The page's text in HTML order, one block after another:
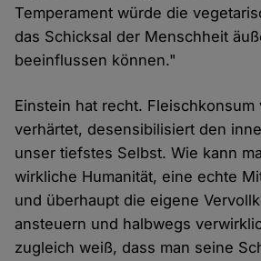
Temperament würde die
das Schicksal der Menschheit
beeinflussen können."
Einstein hat recht. Fleischkonsum
verhärtet, desensibilisiert den
unser tiefstes Selbst. Wie kann
wirkliche Humanität, eine echte
und überhaupt die eigene
ansteuern und halbwegs
zugleich weiß, dass man seine